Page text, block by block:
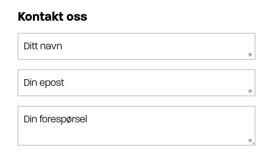
Kontakt oss
Ditt navn
Din epost
Din forespørsel